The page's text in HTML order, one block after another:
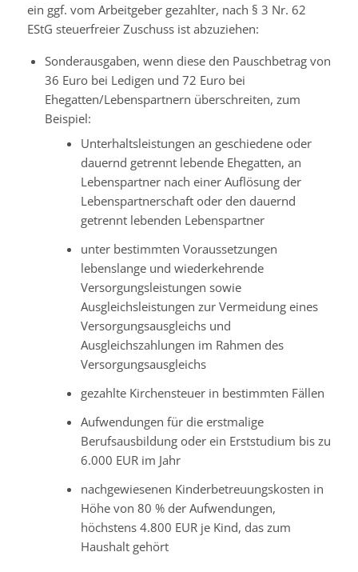
ein ggf. vom Arbeitgeber gezahlter, nach § 3 Nr. 62
EStG steuerfreier Zuschuss ist abzuziehen:
Sonderausgaben, wenn diese den Pauschbetrag von
36 Euro bei Ledigen und 72 Euro bei
Ehegatten/Lebenspartnern überschreiten, zum
Beispiel:
Unterhaltsleistungen an geschiedene oder
dauernd getrennt lebende Ehegatten, an
Lebenspartner nach einer Auflösung der
Lebenspartnerschaft oder den dauernd
getrennt lebenden Lebenspartner
unter bestimmten Voraussetzungen
lebenslange und wiederkehrende
Versorgungsleistungen sowie
Ausgleichsleistungen zur Vermeidung eines
Versorgungsausgleichs und
Ausgleichszahlungen im Rahmen des
Versorgungsausgleichs
gezahlte Kirchensteuer in bestimmten Fällen
Aufwendungen für die erstmalige
Berufsausbildung oder ein Erststudium bis zu
6.000 EUR im Jahr
nachgewiesenen Kinderbetreuungskosten in
Höhe von 80 % der Aufwendungen,
höchstens 4.800 EUR je Kind, das zum
Haushalt gehört